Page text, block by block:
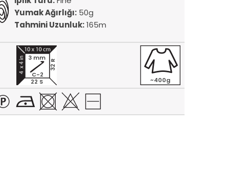
Yumak Ağırlığı:50g
Tahmini Uzunluk:165m
22 S
32 R
3 mm
C-2
~400g